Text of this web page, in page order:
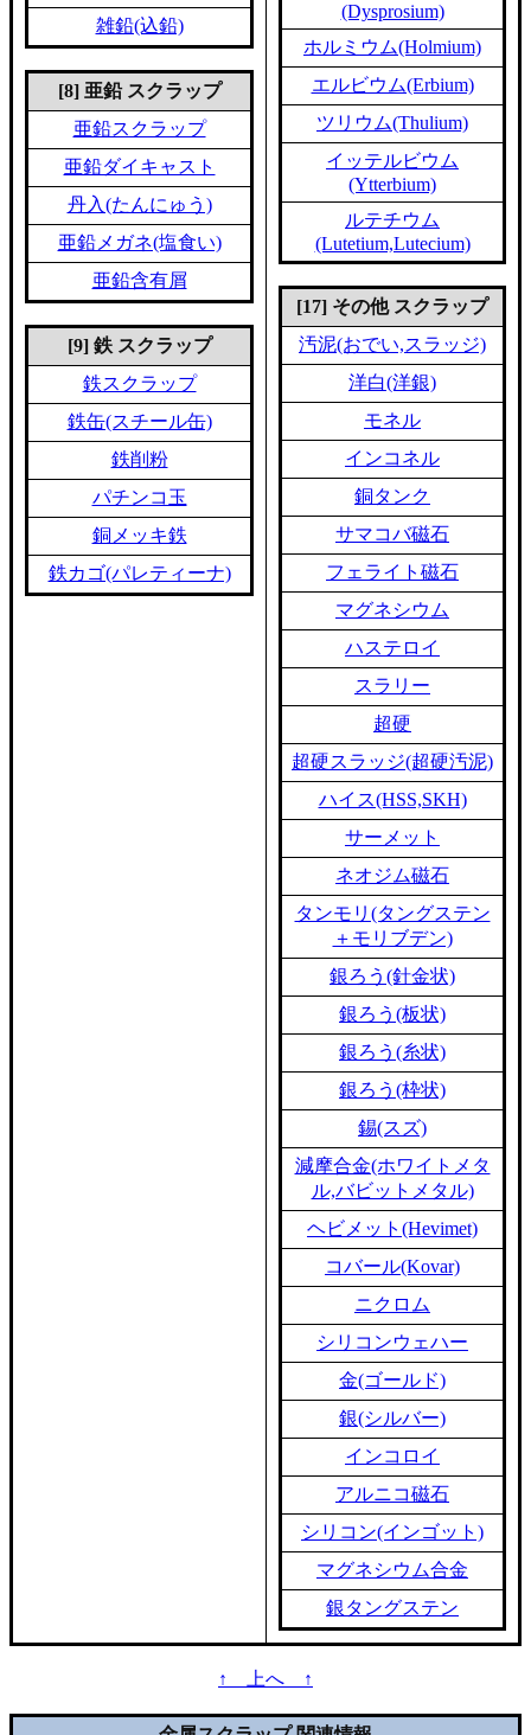
雑鉛(込鉛)
[8] 亜鉛 スクラップ
亜鉛スクラップ
亜鉛ダイキャスト
丹入(たんにゅう)
亜鉛メガネ(塩食い)
亜鉛含有屑
[9] 鉄 スクラップ
鉄スクラップ
鉄缶(スチール缶)
鉄削粉
パチンコ玉
銅メッキ鉄
鉄カゴ(パレティーナ)
(Dysprosium)
ホルミウム(Holmium)
エルビウム(Erbium)
ツリウム(Thulium)
イッテルビウム
(Ytterbium)
ルテチウム
(Lutetium,Lutecium)
[17] その他 スクラップ
汚泥(おでい,スラッジ)
洋白(洋銀)
モネル
インコネル
銅タンク
サマコバ磁石
フェライト磁石
マグネシウム
ハステロイ
スラリー
超硬
超硬スラッジ(超硬汚泥)
ハイス(HSS,SKH)
サーメット
ネオジム磁石
タンモリ(タングステン
＋モリブデン)
銀ろう(針金状)
銀ろう(板状)
銀ろう(糸状)
銀ろう(枠状)
錫(スズ)
減摩合金(ホワイトメタ
ル,バビットメタル)
ヘビメット(Hevimet)
コバール(Kovar)
ニクロム
シリコンウェハー
金(ゴールド)
銀(シルバー)
インコロイ
アルニコ磁石
シリコン(インゴット)
マグネシウム合金
銀タングステン
↑ 上へ ↑